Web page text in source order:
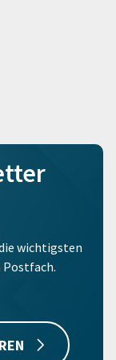
wichtigsten